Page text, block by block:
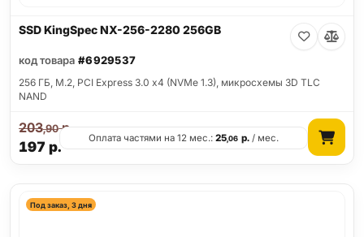
SSD KingSpec NX-256-2280 256GB
код товара #6929537
256 ГБ, M.2, PCI Express 3.0 x4 (NVMe 1.3), микросхемы 3D TLC
NAND
197 р.
203,90р.
Оплата частями на 12 мес.:25,06 р./ мес.
Под заказ, 3 дня